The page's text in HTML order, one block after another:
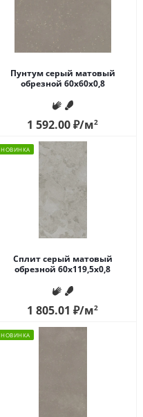
Пунтум серый матовый
обрезной 60x60x0,8
1 592.00₽/м2
НОВИНКА
Сплит серый матовый
обрезной 60x119,5x0,8
1 805.01 ₽/м2
НОВИНКА